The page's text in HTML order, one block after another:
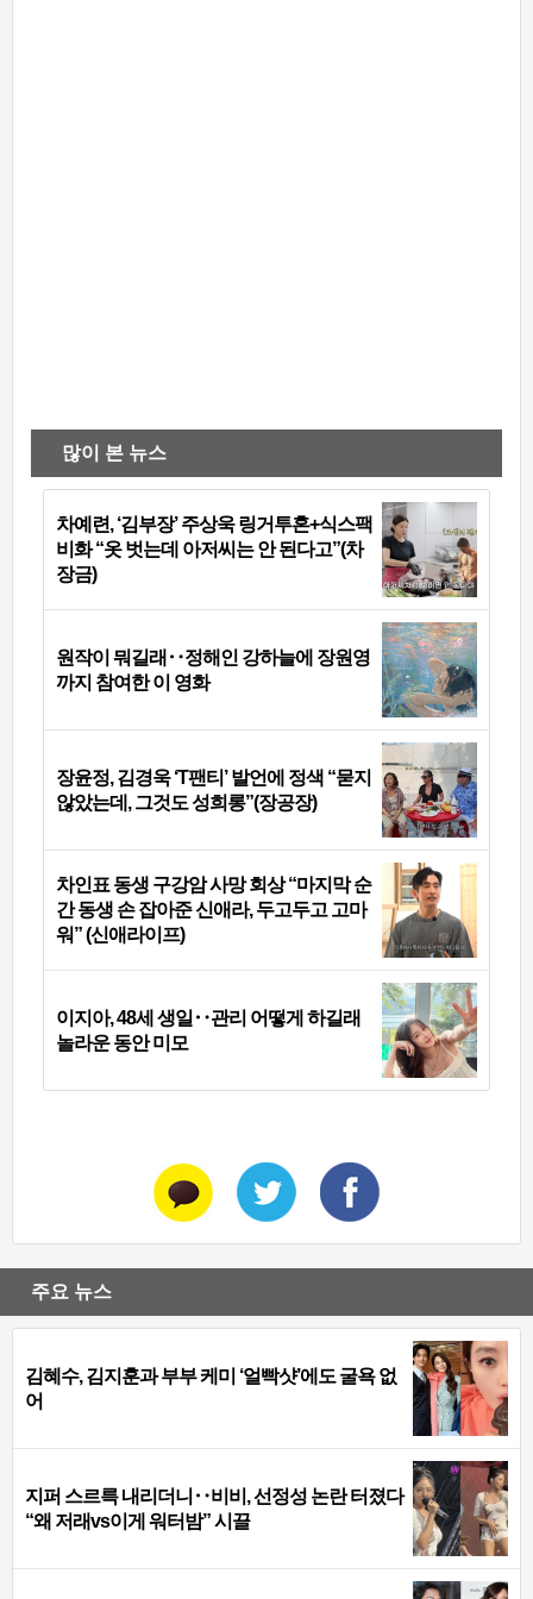
많이 본 뉴스
차예련, ‘김부장’ 주상욱 링거투혼+식스팩
비화 “옷 벗는데 아저씨는 안 된다고”(차
장금)
원작이 뭐길래‥정해인 강하늘에 장원영
까지 참여한 이 영화
장윤정, 김경욱 ‘T팬티’ 발언에 정색 “묻지
않았는데, 그것도 성희롱”(장공장)
차인표 동생 구강암 사망 회상 “마지막 순
간 동생 손 잡아준 신애라, 두고두고 고마
워” (신애라이프)
이지아, 48세 생일‥관리 어떻게 하길래
놀라운 동안 미모
주요 뉴스
김혜수, 김지훈과 부부 케미 ‘얼빡샷’에도 굴욕 없
어
지퍼 스르륵 내리더니‥비비, 선정성 논란 터졌다
“왜 저래vs이게 워터밤” 시끌